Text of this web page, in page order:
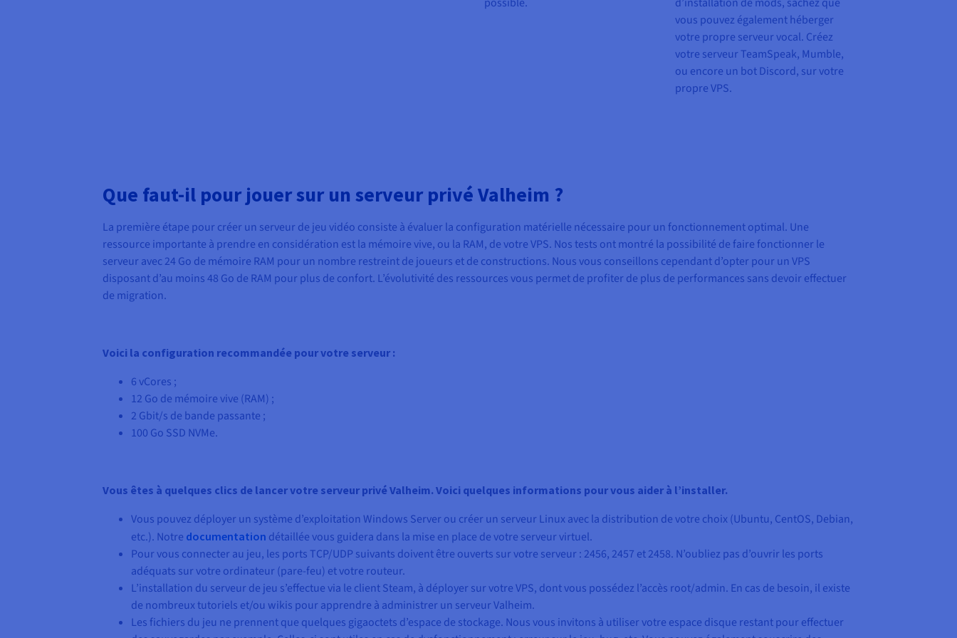
vous pouvez également héberger
votre propre serveur vocal. Créez
votre serveur TeamSpeak, Mumble,
ou encore un bot Discord, sur votre
propre VPS.
Que faut-il pour jouer sur un serveur privé Valheim ?
La première étape pour créer un serveur de jeu vidéo consiste à évaluer la configuration matérielle nécessaire pour un fonctionnement optimal. Une
ressource importante à prendre en considération est la mémoire vive, ou la RAM, de votre VPS. Nos tests ont montré la possibilité de faire fonctionner le
serveur avec 24 Go de mémoire RAM pour un nombre restreint de joueurs et de constructions. Nous vous conseillons cependant d’opter pour un VPS
disposant d’au moins 48 Go de RAM pour plus de confort. L’évolutivité des ressources vous permet de profiter de plus de performances sans devoir effectuer
de migration.
Voici la configuration recommandée pour votre serveur :
6 vCores ;
12 Go de mémoire vive (RAM) ;
2 Gbit/s de bande passante ;
100 Go SSD NVMe.
Vous êtes à quelques clics de lancer votre serveur privé Valheim. Voici quelques informations pour vous aider à l’installer.
Vous pouvez déployer un système d’exploitation Windows Server ou créer un serveur Linux avec la distribution de votre choix (Ubuntu, CentOS, Debian,
etc.). Notre documentation détaillée vous guidera dans la mise en place de votre serveur virtuel.
Pour vous connecter au jeu, les ports TCP/UDP suivants doivent être ouverts sur votre serveur : 2456, 2457 et 2458. N’oubliez pas d’ouvrir les ports
adéquats sur votre ordinateur (pare-feu) et votre routeur.
L’installation du serveur de jeu s’effectue via le client Steam, à déployer sur votre VPS, dont vous possédez l’accès root/admin. En cas de besoin, il existe
de nombreux tutoriels et/ou wikis pour apprendre à administrer un serveur Valheim.
Les fichiers du jeu ne prennent que quelques gigaoctets d’espace de stockage. Nous vous invitons à utiliser votre espace disque restant pour effectuer